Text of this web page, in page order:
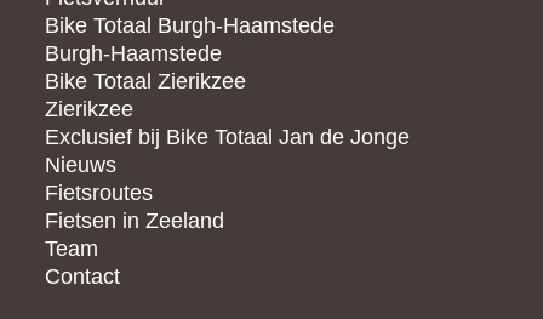
Bike Totaal Burgh-Haamstede
Burgh-Haamstede
Bike Totaal Zierikzee
Zierikzee
Exclusief bij Bike Totaal Jan de Jonge
Nieuws
Fietsroutes
Fietsen in Zeeland
Team
Contact